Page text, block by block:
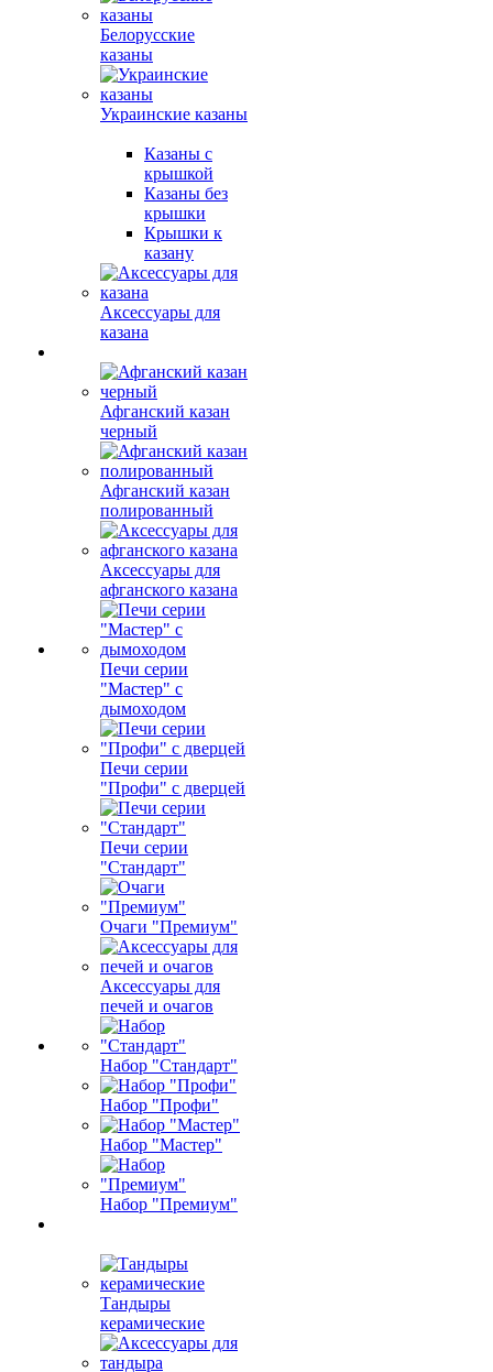
Белорусские
казаны
Украинские казаны
Казаны с
крышкой
Казаны без
крышки
Крышки к
казану
Аксессуары для
казана
Афганский казан
черный
Афганский казан
полированный
Аксессуары для
афганского казана
Печи серии
"Мастер" с
дымоходом
Печи серии
"Профи" с дверцей
Печи серии
"Стандарт"
Очаги "Премиум"
Аксессуары для
печей и очагов
Набор "Стандарт"
Набор "Профи"
Набор "Мастер"
Набор "Премиум"
Тандыры
керамические